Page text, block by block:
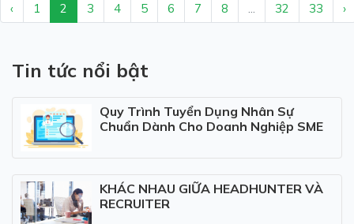
‹ 1 2 3 4 5 6 7 8 ... 32 33 ›
Tin tức nổi bật
Quy Trình Tuyển Dụng Nhân Sự
Chuẩn Dành Cho Doanh Nghiệp SME
KHÁC NHAU GIỮA HEADHUNTER VÀ
RECRUITER